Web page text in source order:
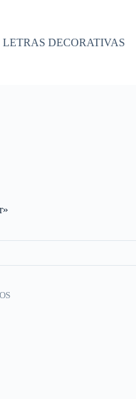
LETRAS DECORATIVAS